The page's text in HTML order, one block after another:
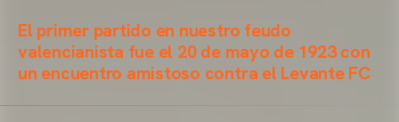
El primer partido en nuestro feudo
valencianista fue el 20 de mayo de 1923 con
un encuentro amistoso contra el Levante FC